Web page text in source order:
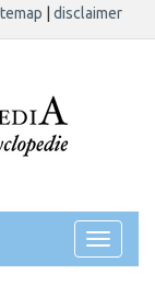
disclaimer